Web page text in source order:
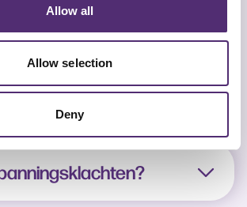
Allow all
Allow selection
Deny
vragen over